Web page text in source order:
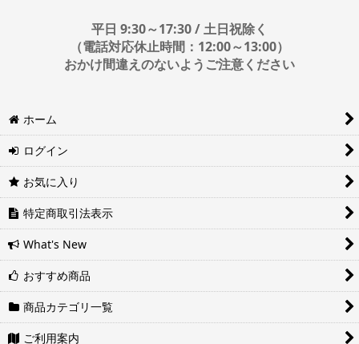
時間指定は下記の通りです。
日時指定は4日後以降の指定となります。それ以前の日時指定をご希
望の場合は備考欄に記入をお願いします。
■地域ごとの最短配達日時について
い。
ヤマト運輸サービスレベル一覧表(PDF)
西濃運輸サービスレベル一覧表(PDF)
平日 9:30～17:30 / 土日祝除く
（電話対応休止時間：12:00～13:00）
おかけ間違えのないようご注意ください
ホーム
ログイン
お気に入り
特定商取引法表示
What's New
おすすめ商品
商品カテゴリ一覧
ご利用案内